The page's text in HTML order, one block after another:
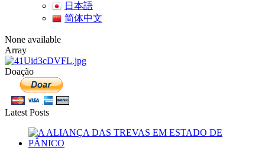
日本語
简体中文
None available
Array
Doação
Latest Posts